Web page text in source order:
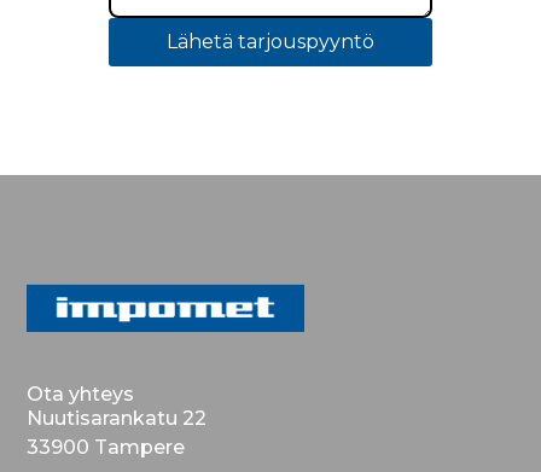
Lähetä tarjouspyyntö
Ota yhteys
Nuutisarankatu 22
33900 Tampere